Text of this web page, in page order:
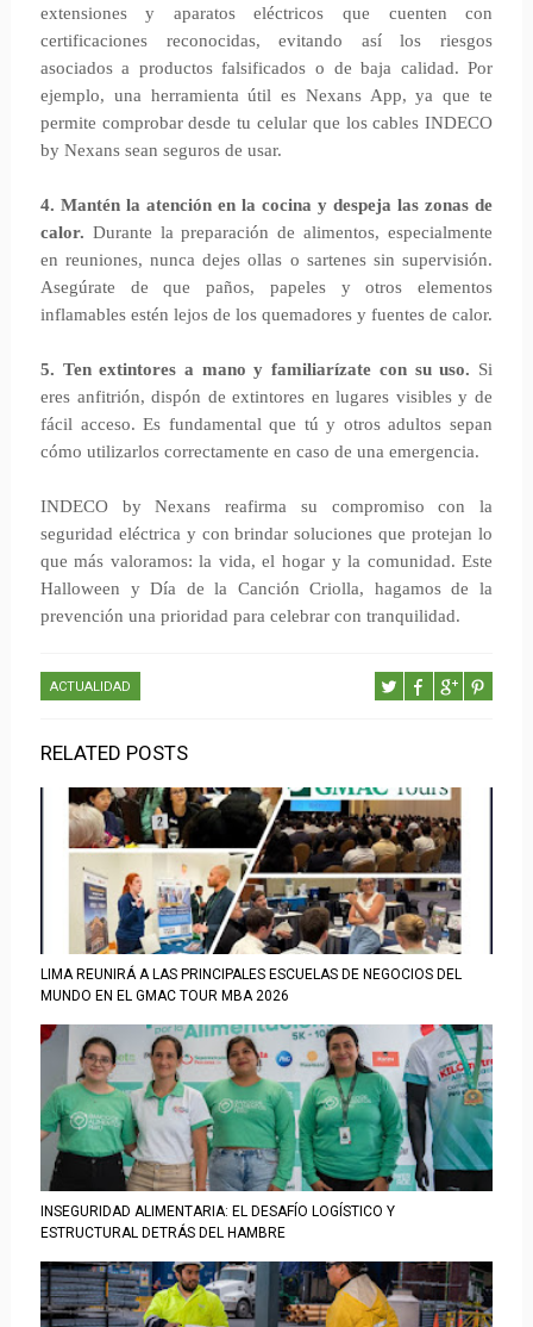
extensiones y aparatos eléctricos que cuenten con
certificaciones reconocidas, evitando así los riesgos
asociados a productos falsificados o de baja calidad. Por
ejemplo, una herramienta útil es Nexans App, ya que te
permite comprobar desde tu celular que los cables INDECO
by Nexans sean seguros de usar.
4. Mantén la atención en la cocina y despeja las zonas de
calor. Durante la preparación de alimentos, especialmente
en reuniones, nunca dejes ollas o sartenes sin supervisión.
Asegúrate de que paños, papeles y otros elementos
inflamables estén lejos de los quemadores y fuentes de calor.
5. Ten extintores a mano y familiarízate con su uso. Si
eres anfitrión, dispón de extintores en lugares visibles y de
fácil acceso. Es fundamental que tú y otros adultos sepan
cómo utilizarlos correctamente en caso de una emergencia.
INDECO by Nexans reafirma su compromiso con la
seguridad eléctrica y con brindar soluciones que protejan lo
que más valoramos: la vida, el hogar y la comunidad. Este
Halloween y Día de la Canción Criolla, hagamos de la
prevención una prioridad para celebrar con tranquilidad.
ACTUALIDAD
RELATED POSTS
LIMA REUNIRÁ A LAS PRINCIPALES ESCUELAS DE NEGOCIOS DEL
MUNDO EN EL GMAC TOUR MBA 2026
INSEGURIDAD ALIMENTARIA: EL DESAFÍO LOGÍSTICO Y
ESTRUCTURAL DETRÁS DEL HAMBRE